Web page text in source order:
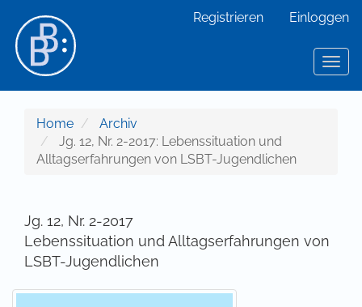
Hauptinhalt
Sidebar
Registrieren Einloggen
Home
Archiv
Jg. 12, Nr. 2-2017: Lebenssituation und
Alltagserfahrungen von LSBT-Jugendlichen
Jg. 12, Nr. 2-2017
Lebenssituation und Alltagserfahrungen von
LSBT-Jugendlichen